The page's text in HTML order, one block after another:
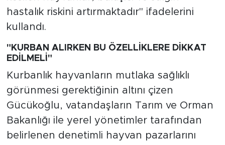
hastalık riskini artırmaktadır" ifadelerini
kullandı.
"KURBAN ALIRKEN BU ÖZELLİKLERE DİKKAT
EDİLMELİ"
Kurbanlık hayvanların mutlaka sağlıklı
görünmesi gerektiğinin altını çizen
Gücükoğlu, vatandaşların Tarım ve Orman
Bakanlığı ile yerel yönetimler tarafından
belirlenen denetimli hayvan pazarlarını